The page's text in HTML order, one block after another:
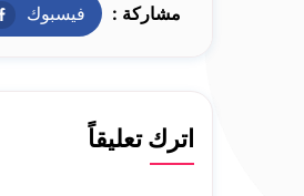
مشاركة : فيسبوك
اترك تعليقاً